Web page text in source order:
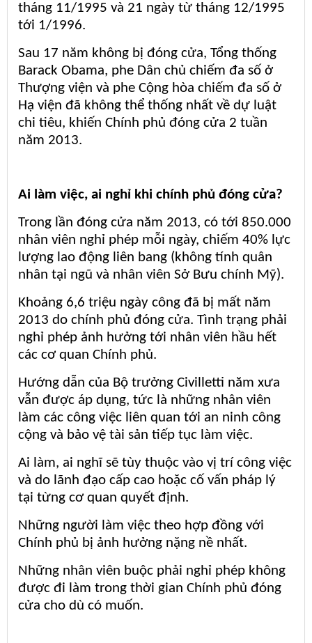
tháng 11/1995 và 21 ngày từ tháng 12/1995
tới 1/1996.
Sau 17 năm không bị đóng cửa, Tổng thống
Barack Obama, phe Dân chủ chiếm đa số ở
Thượng viện và phe Cộng hòa chiếm đa số ở
Hạ viện đã không thể thống nhất về dự luật
chi tiêu, khiến Chính phủ đóng cửa 2 tuần
năm 2013.
Ai làm việc, ai nghỉ khi chính phủ đóng cửa?
Trong lần đóng cửa năm 2013, có tới 850.000
nhân viên nghỉ phép mỗi ngày, chiếm 40% lực
lượng lao động liên bang (không tính quân
nhân tại ngũ và nhân viên Sở Bưu chính Mỹ).
Khoảng 6,6 triệu ngày công đã bị mất năm
2013 do chính phủ đóng cửa. Tình trạng phải
nghỉ phép ảnh hưởng tới nhân viên hầu hết
các cơ quan Chính phủ.
Hướng dẫn của Bộ trưởng Civilletti năm xưa
vẫn được áp dụng, tức là những nhân viên
làm các công việc liên quan tới an ninh công
cộng và bảo vệ tài sản tiếp tục làm việc.
Ai làm, ai nghĩ sẽ tùy thuộc vào vị trí công việc
và do lãnh đạo cấp cao hoặc cố vấn pháp lý
tại từng cơ quan quyết định.
Những người làm việc theo hợp đồng với
Chính phủ bị ảnh hưởng nặng nề nhất.
Những nhân viên buộc phải nghỉ phép không
được đi làm trong thời gian Chính phủ đóng
cửa cho dù có muốn.